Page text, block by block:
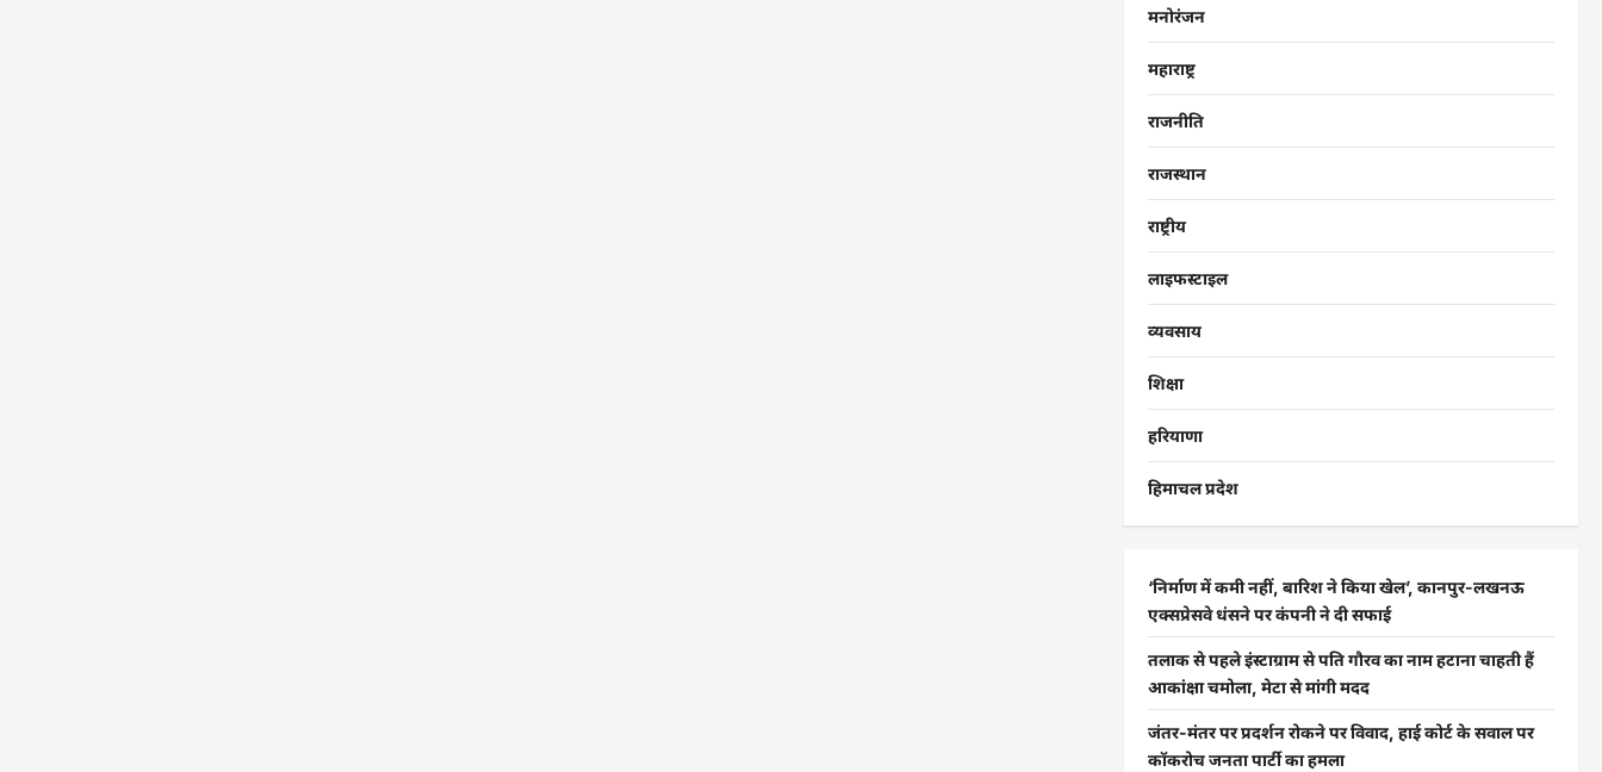
मनोरंजन
महाराष्ट्र
राजनीति
राजस्थान
राष्ट्रीय
लाइफस्टाइल
व्यवसाय
शिक्षा
हरियाणा
हिमाचल प्रदेश
‘निर्माण में कमी नहीं, बारिश ने किया खेल’, कानपुर-लखनऊ
एक्सप्रेसवे धंसने पर कंपनी ने दी सफाई
तलाक से पहले इंस्टाग्राम से पति गौरव का नाम हटाना चाहती हैं
आकांक्षा चमोला, मेटा से मांगी मदद
जंतर-मंतर पर प्रदर्शन रोकने पर विवाद, हाई कोर्ट के सवाल पर
कॉकरोच जनता पार्टी का हमला